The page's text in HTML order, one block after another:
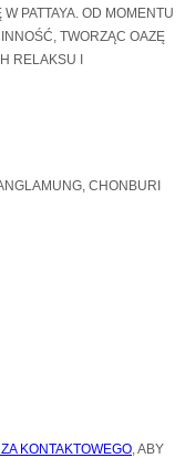
PATTAYA. OD MOMENTU
TWORZĄC OAZĘ
RELAKSU I
CHONBURI
KONTAKTOWEGO , ABY